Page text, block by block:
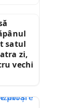
satul
zi,
vechi